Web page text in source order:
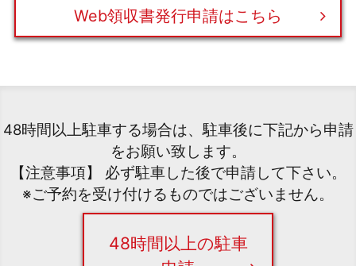
Web領収書発行申請はこちら
48時間以上駐車する場合は、駐車後に下記から申請
をお願い致します。
【注意事項】 必ず駐車した後で申請して下さい。
※ご予約を受け付けるものではございません。
48時間以上の駐車